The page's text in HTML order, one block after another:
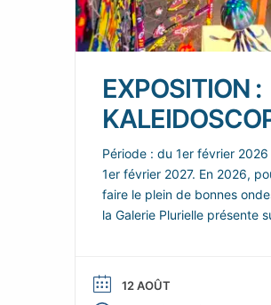
EXPOSITION :
Période : du 1er février 2026
1er février 2027. En 2026,
faire le plein de bonnes
la Galerie Plurielle présente
enjouées et colorées, dans
lesquelles les nouvelles
12 AOÛT